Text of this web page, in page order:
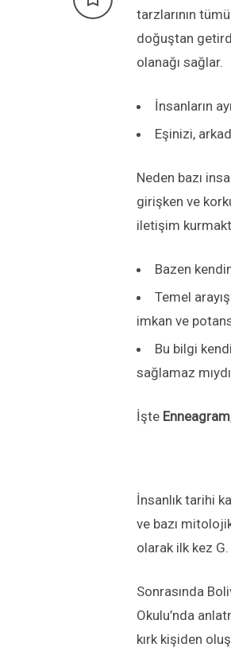
tarzlarının
doğuştan
olanağı sağlar.
İnsanların
Eşinizi,
Neden bazı
girişken ve
iletişim
Bazen
Temel
imkan ve
Bu bilgi
sağlamaz
İşte Enneagram
İnsanlık tarihi
ve bazı
olarak ilk kez
Sonrasında
Okulu’nda
kırk kişiden